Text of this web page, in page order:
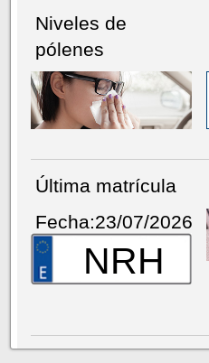
Niveles de
pólenes
Última matrícula
Fecha:23/07/2026
NRH